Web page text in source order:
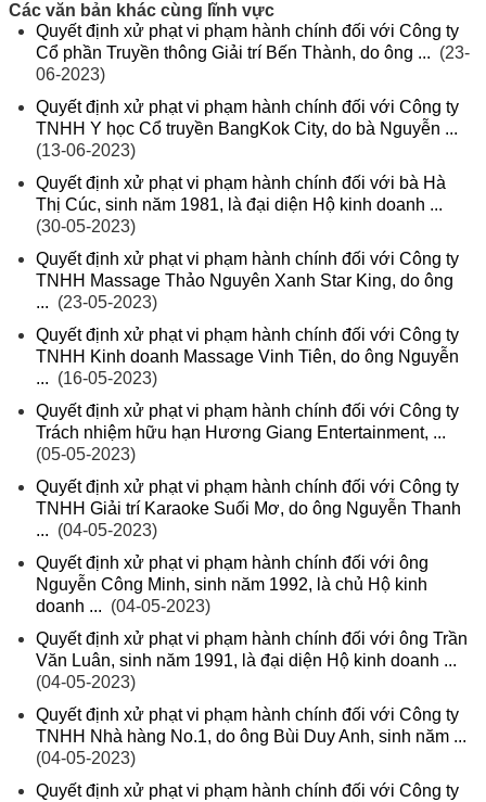
Các văn bản khác cùng lĩnh vực
Quyết định xử phạt vi phạm hành chính đối với Công ty
Cổ phần Truyền thông Giải trí Bến Thành, do ông ... (23-
06-2023)
Quyết định xử phạt vi phạm hành chính đối với Công ty
TNHH Y học Cổ truyền BangKok City, do bà Nguyễn ...
(13-06-2023)
Quyết định xử phạt vi phạm hành chính đối với bà Hà
Thị Cúc, sinh năm 1981, là đại diện Hộ kinh doanh ...
(30-05-2023)
Quyết định xử phạt vi phạm hành chính đối với Công ty
TNHH Massage Thảo Nguyên Xanh Star King, do ông
... (23-05-2023)
Quyết định xử phạt vi phạm hành chính đối với Công ty
TNHH Kinh doanh Massage Vinh Tiên, do ông Nguyễn
... (16-05-2023)
Quyết định xử phạt vi phạm hành chính đối với Công ty
Trách nhiệm hữu hạn Hương Giang Entertainment, ...
(05-05-2023)
Quyết định xử phạt vi phạm hành chính đối với Công ty
TNHH Giải trí Karaoke Suối Mơ, do ông Nguyễn Thanh
... (04-05-2023)
Quyết định xử phạt vi phạm hành chính đối với ông
Nguyễn Công Minh, sinh năm 1992, là chủ Hộ kinh
doanh ... (04-05-2023)
Quyết định xử phạt vi phạm hành chính đối với ông Trần
Văn Luân, sinh năm 1991, là đại diện Hộ kinh doanh ...
(04-05-2023)
Quyết định xử phạt vi phạm hành chính đối với Công ty
TNHH Nhà hàng No.1, do ông Bùi Duy Anh, sinh năm ...
(04-05-2023)
Quyết định xử phạt vi phạm hành chính đối với Công ty